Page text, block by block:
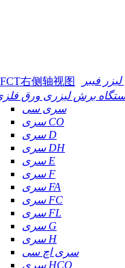
فیبر
برش لیزری ورق
سری سی
سری CO
سری D
سری DH
سری E
سری F
سری FA
سری FC
سری FL
سری G
سری H
سری اچ سی
سری HCO